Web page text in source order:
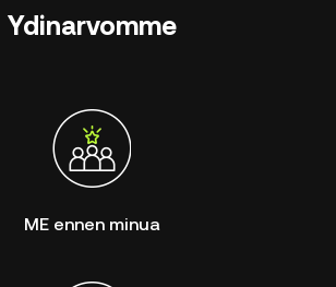
Ydinarvomme
ME ennen minua